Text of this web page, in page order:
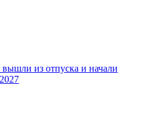
из отпуска и начали